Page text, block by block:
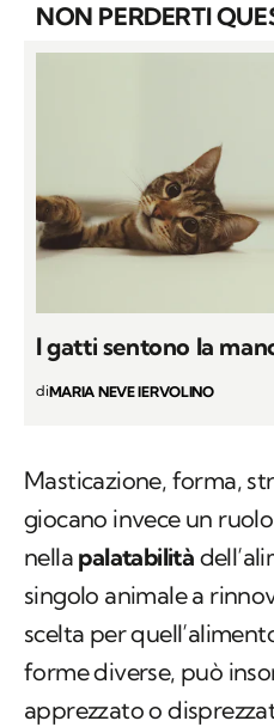
NON PERDERTI
I gatti sentono la
diMARIA NEVE IERVOLINO
Masticazione, forma,
giocano invece un
nella palatabilità
singolo animale a
scelta per
forme diverse, può
apprezzato o